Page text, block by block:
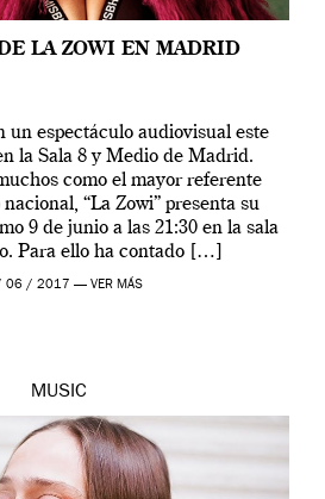
LA ZOWI EN MADRID
un espectáculo audiovisual este
la Sala 8 y Medio de Madrid.
como el mayor referente
“La Zowi” presenta su
9 de junio a las 21:30 en la sala
Para ello ha contado […]
06 / 2017 — VER MÁS
MUSIC